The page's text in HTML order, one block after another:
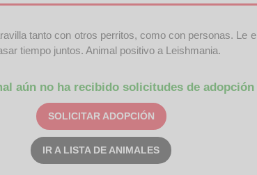
tanto con otros perritos, como con personas. Le
tiempo juntos. Animal positivo a Leishmania.
aún no ha recibido solicitudes de adopción
SOLICITAR ADOPCIÓN
IR A LISTA DE ANIMALES